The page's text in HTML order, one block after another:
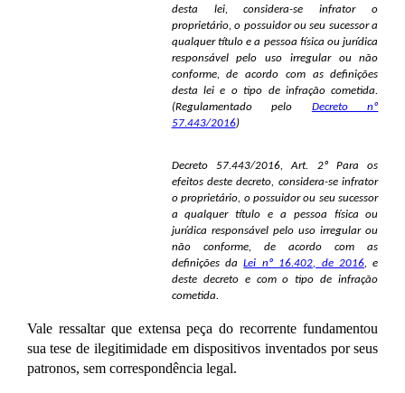
desta lei, considera-se infrator o
proprietário, o possuidor ou seu sucessor a
qualquer título e a pessoa física ou jurídica
responsável pelo uso irregular ou não
conforme, de acordo com as definições
desta lei e o tipo de infração cometida.
(Regulamentado pelo Decreto nº
57.443/2016)
Decreto 57.443/2016, Art. 2º Para os
efeitos deste decreto, considera-se infrator
o proprietário, o possuidor ou seu sucessor
a qualquer título e a pessoa física ou
jurídica responsável pelo uso irregular ou
não conforme, de acordo com as
definições daLei nº 16.402, de 2016, e
deste decreto e com o tipo de infração
cometida.
Vale ressaltar que extensa peça do recorrente fundamentou
sua tese de ilegitimidade em dispositivos inventados por seus
patronos, sem correspondência legal.